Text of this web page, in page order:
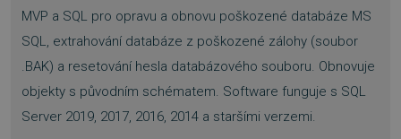
MVP a SQL pro opravu a obnovu poškozené databáze MS
SQL, extrahování databáze z poškozené zálohy (soubor
.BAK) a resetování hesla databázového souboru. Obnovuje
objekty s původním schématem. Software funguje s SQL
Server 2019, 2017, 2016, 2014 a staršími verzemi.